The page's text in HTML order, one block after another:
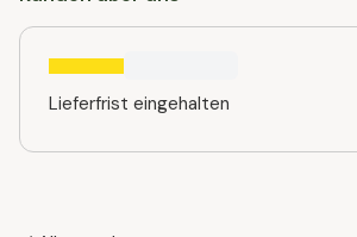
Lieferfrist eingehalten